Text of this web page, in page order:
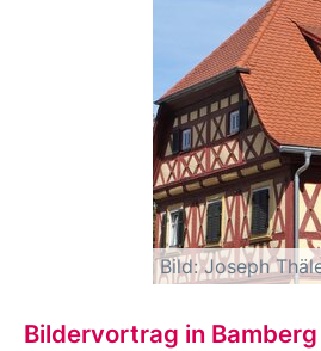
Bild: Joseph
Bildervortrag in Bamberg